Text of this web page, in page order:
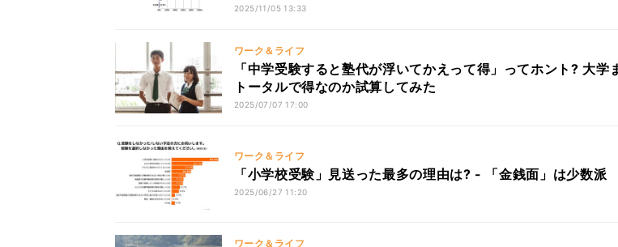
2025/11/05 13:33
ワーク＆ライフ
「中学受験すると塾代が浮いてかえって得」ってホント? 大学
トータルで得なのか試算してみた
2025/07/07 17:00
ワーク＆ライフ
「小学校受験」見送った最多の理由は? - 「金銭面」は少数派
2025/06/27 11:20
ワーク＆ライフ